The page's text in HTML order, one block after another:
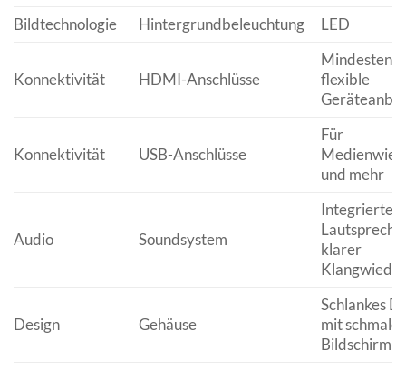
Bildtechnologie
Hintergrundbeleuchtung LED
Konnektivität HDMI-Anschlüsse
Mindestens
flexible
Konnektivität USB-Anschlüsse
Für
und mehr
Audio Soundsystem
Integrierte
klarer
Design Gehäuse
Schlankes
mit